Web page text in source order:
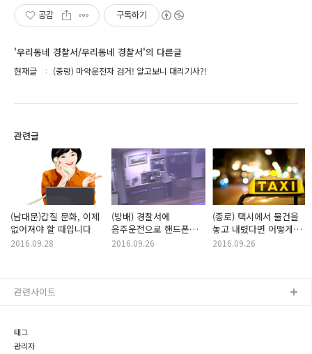
공감 구독하기
'우리동네 경찰서/우리동네 경찰서'의 다른글
현재글 (중랑) 마약운전자 검거! 알고보니 대리기사?!
관련글
(남대문)갑질 문화, 이제
없어져야 할 때입니다
2016.09.28
(방배) 경찰서에
음주운전으로 핸드폰
찾으러 온 간 큰 20대
2016.09.26
(종로) 택시에서 물건을
놓고 내렸다면 어떻게
해야할까요?
2016.09.26
태그
관리자
관련사이트